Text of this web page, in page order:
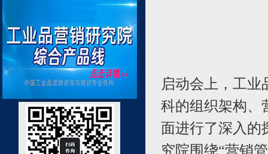
启动会上，工
科的组织架构、
面进行了深入的
究院围绕“营销